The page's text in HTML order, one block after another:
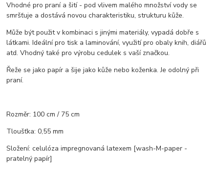
Vhodné pro praní a šití - pod vlivem malého množství vody se
smršťuje a dostává novou charakteristiku, strukturu kůže.
Může být použit v kombinaci s jinými materiály, vypadá dobře s
látkami. Ideální pro tisk a laminování, využití pro obaly knih, diářů
atd. Vhodný také pro výrobu cedulek s vaší značkou.
Řeže se jako papír a šije jako kůže nebo koženka. Je odolný při
praní.
Rozměr: 100 cm / 75 cm
Tloušťka: 0,55 mm
Složení: celulóza impregnovaná latexem [wash-M-paper -
pratelný papír]